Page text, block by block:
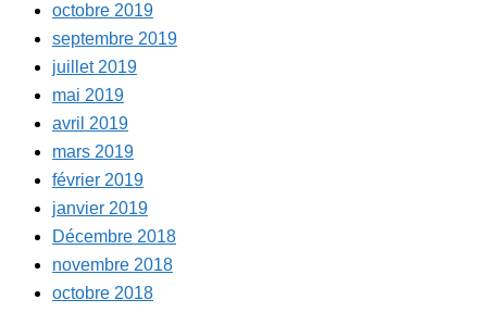
octobre 2019
septembre 2019
juillet 2019
mai 2019
avril 2019
mars 2019
février 2019
janvier 2019
Décembre 2018
novembre 2018
octobre 2018